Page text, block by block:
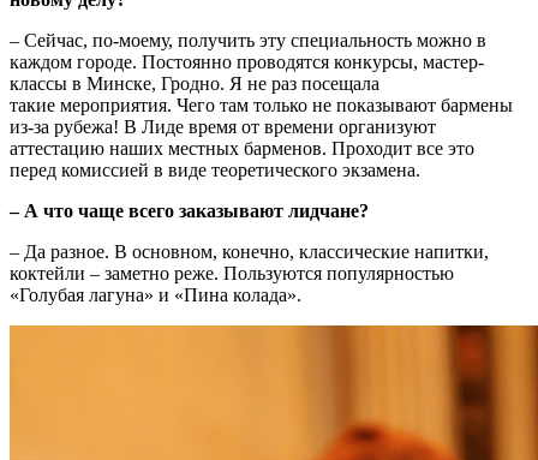
– Сейчас, по-моему, получить эту специальность можно в
каждом городе. Постоянно проводятся конкурсы, мастер-
классы в Минске, Гродно. Я не раз посещала
такие мероприятия. Чего там только не показывают бармены
из-за рубежа! В Лиде время от времени организуют
аттестацию наших местных барменов. Проходит все это
перед комиссией в виде теоретического экзамена.
– А что чаще всего заказывают лидчане?
– Да разное. В основном, конечно, классические напитки,
коктейли – заметно реже. Пользуются популярностью
«Голубая лагуна» и «Пина колада».